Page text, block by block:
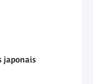
japonais